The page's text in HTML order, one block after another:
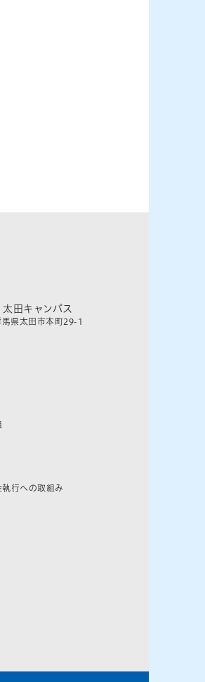
太田キャンパス
馬県太田市本町29-1
行への取組み